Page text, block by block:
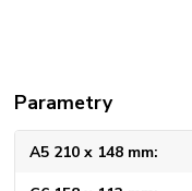
Parametry
A5 210 x 148 mm